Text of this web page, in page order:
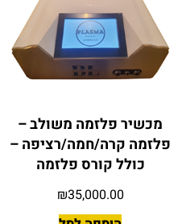
מכשיר פלזמה משולב –
פלזמה קרה/חמה/רציפה –
כולל קורס פלזמה
₪35,000.00